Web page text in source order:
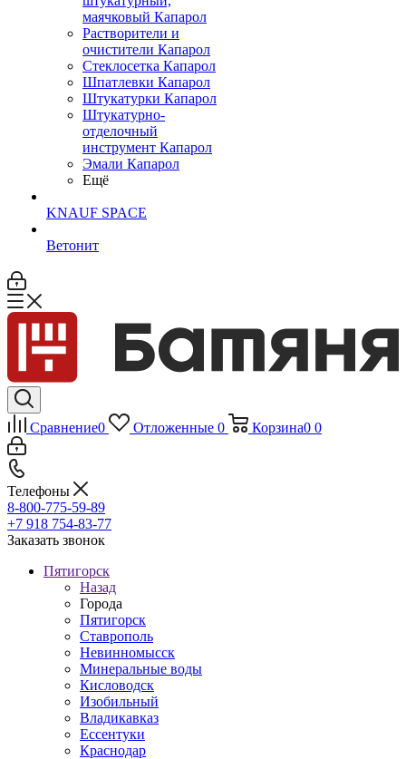
маячковый Капарол
Растворители и
очистители Капарол
Cтеклосетка Капарол
Шпатлевки Капарол
Штукатурки Капарол
Штукатурно-
отделочный
инструмент Капарол
Эмали Капарол
Ещё
KNAUF SPACE
Ветонит
Сравнение0 Отложенные 0 Корзина0 0
Телефоны
8-800-775-59-89
+7 918 754-83-77
Заказать звонок
Пятигорск
Назад
Города
Пятигорск
Ставрополь
Невинномысск
Минеральные воды
Кисловодск
Изобильный
Владикавказ
Ессентуки
Краснодар